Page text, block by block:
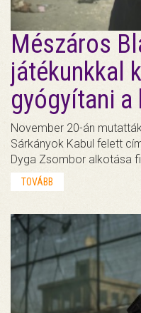
Mészáros
játékunkkal
gyógyítani
November 20-án
Sárkányok Kabul felett
Dyga Zsombor alkotása
TOVÁBB